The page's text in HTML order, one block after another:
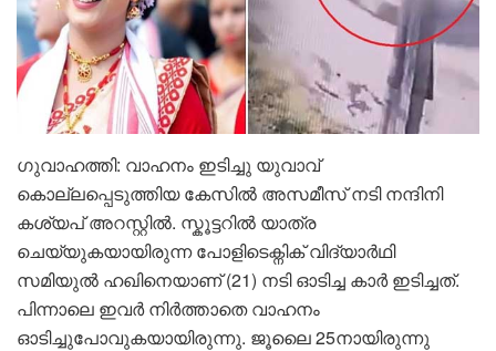
ഗുവാഹത്തി: വാഹനം ഇടിച്ചു യുവാവ്
കൊല്ലപ്പെടുത്തിയ കേസിൽ അസമീസ് നടി നന്ദിനി
കശ്യപ് അറസ്റ്റിൽ. സ്കൂട്ടറിൽ യാത്ര
ചെയ്യുകയായിരുന്ന പോളിടെക്നിക് വിദ്യാർഥി
സമിയുൽ ഹഖിനെയാണ് (21) നടി ഓടിച്ച കാർ ഇടിച്ചത്.
പിന്നാലെ ഇവർ നിർത്താതെ വാഹനം
ഓടിച്ചുപോവുകയായിരുന്നു. ജൂലൈ 25നായിരുന്നു